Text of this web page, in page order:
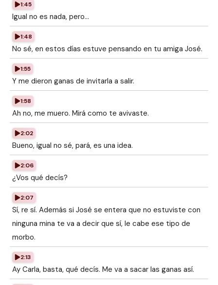
1:45
Igual no es nada, pero...
1:48
No sé, en estos días estuve pensando en tu amiga José.
1:55
Y me dieron ganas de invitarla a salir.
1:58
Ah no, me muero. Mirá como te avivaste.
2:02
Bueno, igual no sé, pará, es una idea.
2:06
¿Vos qué decís?
2:07
Sí, re sí. Además si José se entera que no estuviste con
ninguna mina te va a decir que sí, le cabe ese tipo de
morbo.
2:13
Ay Carla, basta, qué decís. Me va a sacar las ganas así.